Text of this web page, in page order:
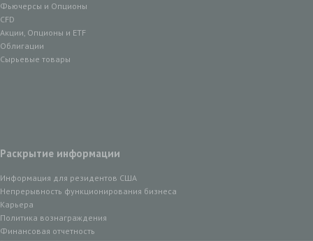
Фьючерсы и Опционы
CFD
Акции, Опционы и ETF
Облигации
Сырьевые товары
Раскрытие информации
Информация для резидентов США
Непрерывность функционирования бизнеса
Карьера
Политика вознаграждения
Финансовая отчетность